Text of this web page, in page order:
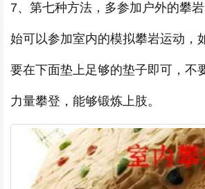
7、第七种方法，多参加户外的攀
始可以参加室内的模拟攀岩运动，
要在下面垫上足够的垫子即可，不
力量攀登，能够锻炼上肢。